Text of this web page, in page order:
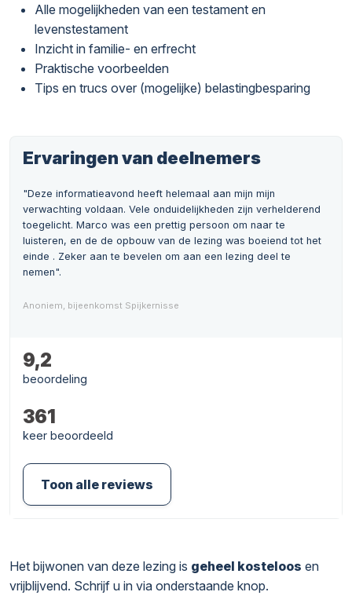
Alle mogelijkheden van een testament en
levenstestament
Inzicht in familie- en erfrecht
Praktische voorbeelden
Tips en trucs over (mogelijke) belastingbesparing
Ervaringen van deelnemers
"Deze informatieavond heeft helemaal aan mijn mijn
verwachting voldaan. Vele onduidelijkheden zijn verhelderend
toegelicht. Marco was een prettig persoon om naar te
luisteren, en de de opbouw van de lezing was boeiend tot het
einde . Zeker aan te bevelen om aan een lezing deel te
nemen".
Anoniem, bijeenkomst Spijkernisse
9,2
beoordeling
361
keer beoordeeld
Toon alle reviews
Het bijwonen van deze lezing is geheel kosteloos en
vrijblijvend. Schrijf u in via onderstaande knop.